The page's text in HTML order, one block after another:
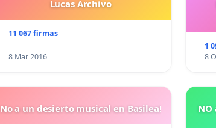
Lucas Archivo
11 067 firmas
8 Mar 2016
1
8
No a un desierto musical en Basilea!
NO